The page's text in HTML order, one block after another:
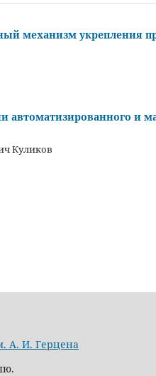
механизм укрепления
автоматизированного и
Куликов
А. И. Герцена